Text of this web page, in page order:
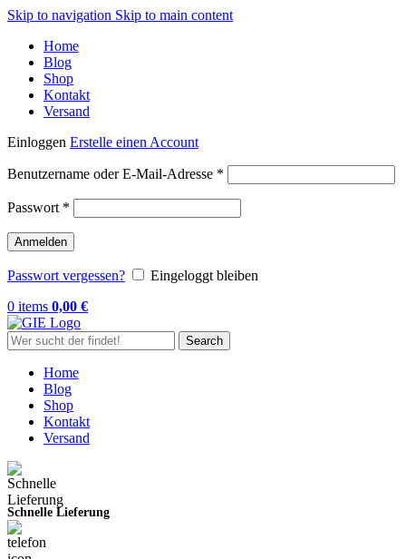
Skip to navigation Skip to main content
Home
Blog
Shop
Kontakt
Versand
Einloggen Erstelle einen Account
Benutzername oder E-Mail-Adresse *
Passwort *
Anmelden
Passwort vergessen?
Eingeloggt bleiben
0 items 0,00 €
Search
Home
Blog
Shop
Kontakt
Versand
Schnelle Lieferung